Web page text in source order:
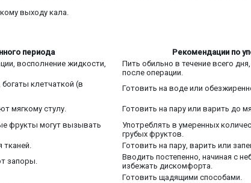
выходу кала.
периода
Рекомендации по
восполнение жидкости,
Пить обильно в течение всего
после операции.
клетчаткой (в
Готовить на воде или
мягкому стулу. Готовить на пару или варить до
фрукты могут вызывать
Употреблять в умеренных
грубых фруктов.
тканей.
Готовить на пару, варить или
запоры.
Вводить постепенно, начиная с
избежать дискомфорта.
Готовить щадящими способами.